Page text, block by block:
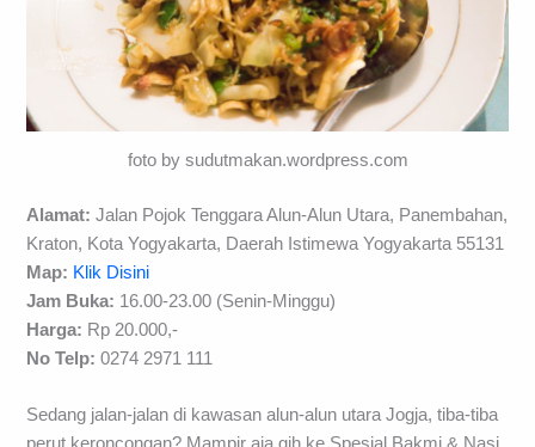
foto by sudutmakan.wordpress.com
Alamat: Jalan Pojok Tenggara Alun-Alun Utara, Panembahan,
Kraton, Kota Yogyakarta, Daerah Istimewa Yogyakarta 55131
Map: Klik Disini
Jam Buka: 16.00-23.00 (Senin-Minggu)
Harga: Rp 20.000,-
No Telp: 0274 2971 111
Sedang jalan-jalan di kawasan alun-alun utara Jogja, tiba-tiba